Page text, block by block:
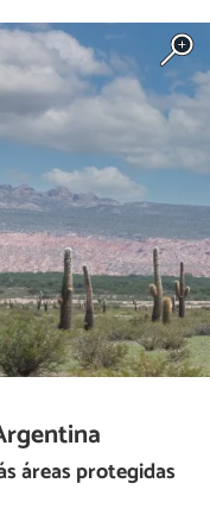
áreas protegidas